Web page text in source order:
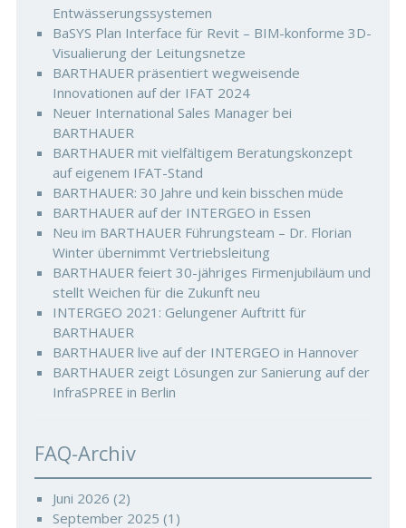
Entwässerungssystemen
BaSYS Plan Interface für Revit – BIM-konforme 3D-
Visualierung der Leitungsnetze
BARTHAUER präsentiert wegweisende
Innovationen auf der IFAT 2024
Neuer International Sales Manager bei
BARTHAUER
BARTHAUER mit vielfältigem Beratungskonzept
auf eigenem IFAT-Stand
BARTHAUER: 30 Jahre und kein bisschen müde
BARTHAUER auf der INTERGEO in Essen
Neu im BARTHAUER Führungsteam – Dr. Florian
Winter übernimmt Vertriebsleitung
BARTHAUER feiert 30-jähriges Firmenjubiläum und
stellt Weichen für die Zukunft neu
INTERGEO 2021: Gelungener Auftritt für
BARTHAUER
BARTHAUER live auf der INTERGEO in Hannover
BARTHAUER zeigt Lösungen zur Sanierung auf der
InfraSPREE in Berlin
FAQ-Archiv
Juni 2026 (2)
September 2025 (1)